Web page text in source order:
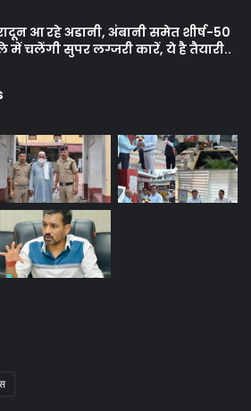
आ रहे अडानी, अंबानी समेत शीर्ष-50
में चलेंगी सुपर लग्जरी कारें, ये है तैयारी..